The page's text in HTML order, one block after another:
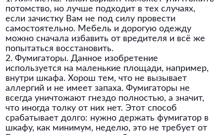
потомство, но лучше подходит в тех случаях,
если зачистку Вам не под силу провести
самостоятельно. Мебель и дорогую одежду
можно сначала избавить от вредителя и всё же
попытаться восстановить.
2. Фумигаторы. Данное изобретение
используется на маленькие площади, например,
внутри шкафа. Хорош тем, что не вызывает
аллергий и не имеет запаха. Фумигаторы не
всегда уничтожают гнездо полностью, а значит,
что иногда толку от них нет. Этот способ
срабатывает долго: нужно держать фумигатор в
шкафу, как минимум, неделю, это не требует от